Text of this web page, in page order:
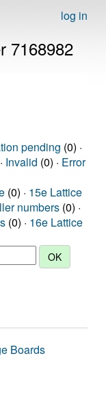
log in
7168982
pending (0) ·
Invalid (0) · Error
(0) · 15e Lattice
numbers (0) ·
(0) · 16e Lattice
Boards